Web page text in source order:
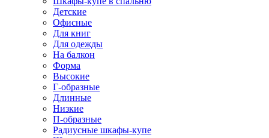
Детские
Офисные
Для книг
Для одежды
На балкон
Форма
Высокие
Г-образные
Длинные
Низкие
П-образные
Радиусные шкафы-купе